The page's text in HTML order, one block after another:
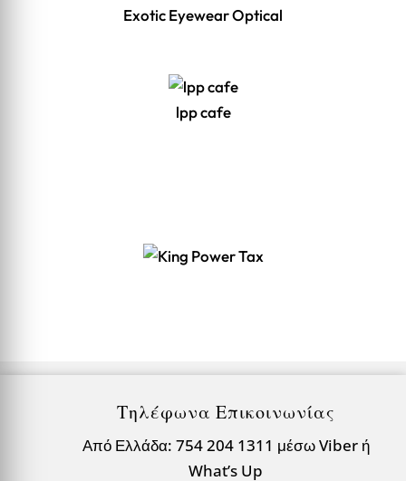
Exotic Eyewear Optical
lpp cafe
Τηλέφωνα Επικοινωνίας
Από Ελλάδα: 754 204 1311 μέσω Viber ή
What’s Up